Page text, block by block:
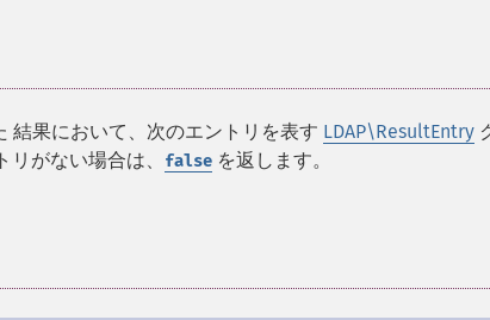
結果において、次のエントリを表す LDAP\ResultEntry
がない場合は、
false を返します。